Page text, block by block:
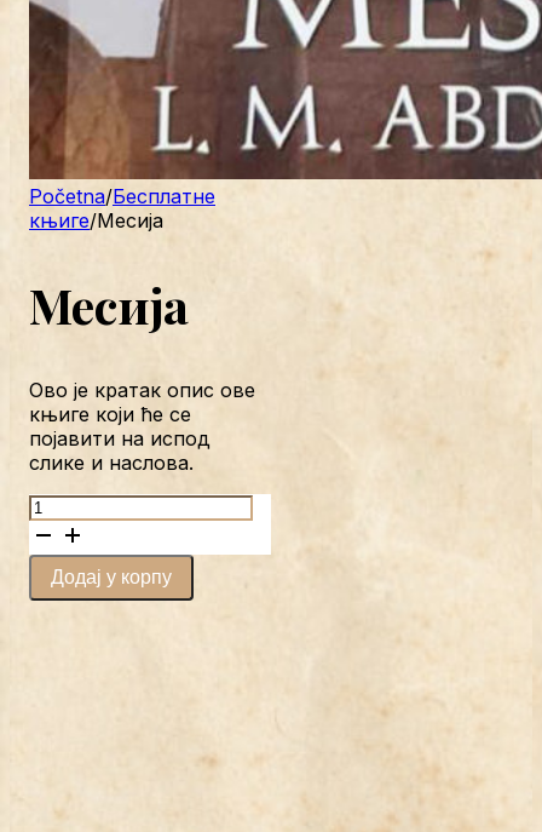
Početna/Бесплатне
књиге/Месија
Месија
Ово је кратак опис ове
књиге који ће се
појавити на испод
слике и наслова.
Месија
количина
Додај у корпу